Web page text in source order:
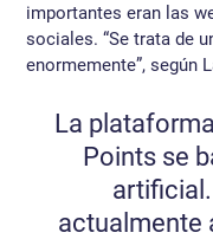
importantes eran las
sociales. “Se trata de
enormemente”, según
La
Points se
actualmente